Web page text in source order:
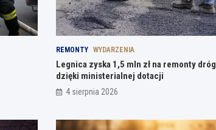
REMONTY WYDARZENIA
Legnica zyska 1,5 mln zł na remonty dróg
dzięki ministerialnej dotacji
4 sierpnia 2026